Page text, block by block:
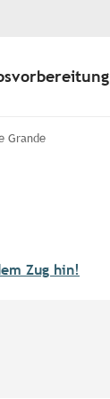
Grande
Zug hin!